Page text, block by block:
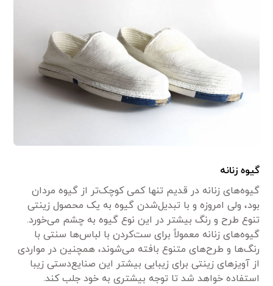
گیوه زنانه
گیوه‌های زنانه در قدیم تنها کمی کوچک‌تر از گیوه مردان
بود، ولی امروزه و با تبدیل‌شدن گیوه به یک محصول زینتی
تنوع طرح و رنگ بیشتر در این نوع گیوه به چشم می‌خورد.
گیوه‌های زنانه معمولاً برای ست‌کردن با لباس‌ها سنتی با
رنگ‌ها و طرح‌های متنوع بافته می‌شوند، همچنین در مواردی
از آویز‌های زینتی برای زیبایی بیشتر این صنایع‌دستی زیبا
استفاده خواهد شد تا توجه بیشتری به خود جلب کند.